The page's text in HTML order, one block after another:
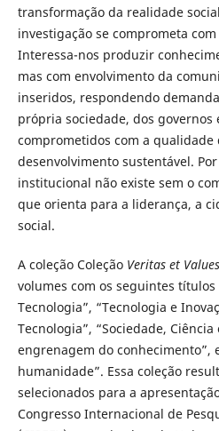
transformação da realidade
investigação se comprometa
Interessa-nos produzir
mas com envolvimento da
inseridos, respondendo
própria sociedade, dos
comprometidos com a qualidade
desenvolvimento sustentável.
institucional não existe sem o
que orienta para a liderança, a
social.
A coleção Coleção Veritas et Values
volumes com os seguintes títulos
Tecnologia”, “Tecnologia e
Tecnologia”, “Sociedade, Ciência
engrenagem do conhecimento”,
humanidade”. Essa coleção
selecionados para a
Congresso Internacional de